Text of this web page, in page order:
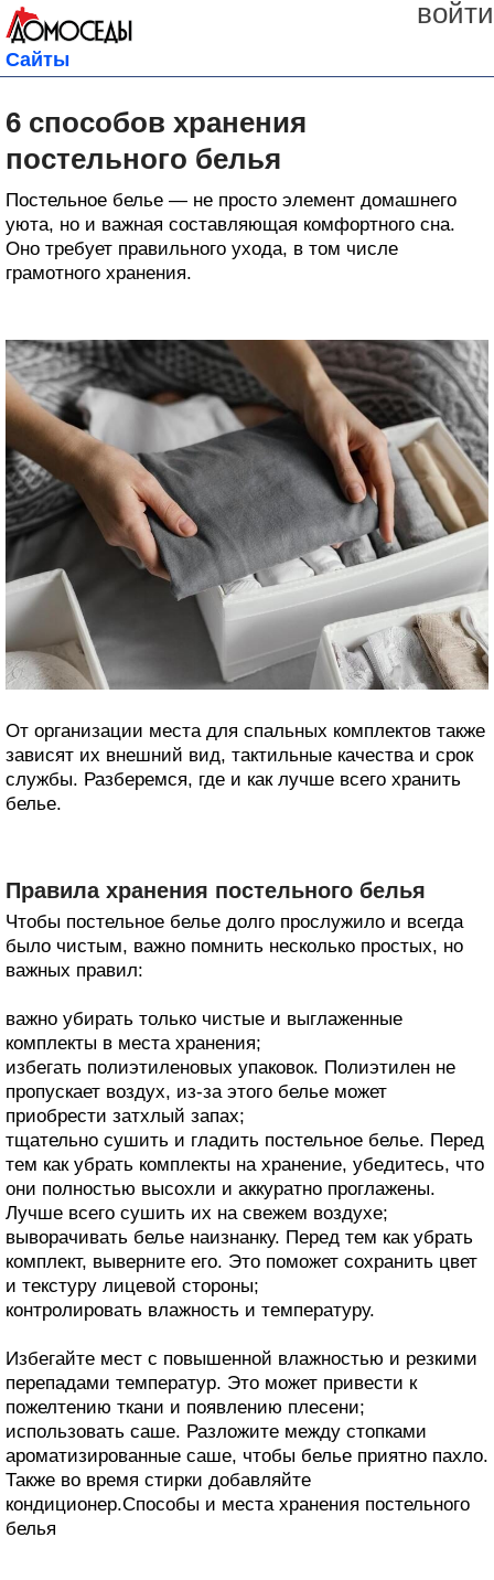
войти
Сайты
6 способов хранения
постельного белья
Постельное белье — не просто элемент домашнего
уюта, но и важная составляющая комфортного сна.
Оно требует правильного ухода, в том числе
грамотного хранения.
От организации места для спальных комплектов также
зависят их внешний вид, тактильные качества и срок
службы. Разберемся, где и как лучше всего хранить
белье.
Правила хранения постельного белья
Чтобы постельное белье долго прослужило и всегда
было чистым, важно помнить несколько простых, но
важных правил:
важно убирать только чистые и выглаженные
комплекты в места хранения;
избегать полиэтиленовых упаковок. Полиэтилен не
пропускает воздух, из‑за этого белье может
приобрести затхлый запах;
тщательно сушить и гладить постельное белье. Перед
тем как убрать комплекты на хранение, убедитесь, что
они полностью высохли и аккуратно проглажены.
Лучше всего сушить их на свежем воздухе;
выворачивать белье наизнанку. Перед тем как убрать
комплект, выверните его. Это поможет сохранить цвет
и текстуру лицевой стороны;
контролировать влажность и температуру.
Избегайте мест с повышенной влажностью и резкими
перепадами температур. Это может привести к
пожелтению ткани и появлению плесени;
использовать саше. Разложите между стопками
ароматизированные саше, чтобы белье приятно пахло.
Также во время стирки добавляйте
кондиционер.Способы и места хранения постельного
белья